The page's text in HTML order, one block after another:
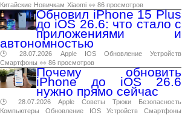
Китайские Новичкам Xiaomi 👀 86 просмотров
Обновил iPhone 15 Plus
до iOS 26.6: что стало с
приложениями и
автономностью
🕑 28.07.2026 Apple IOS Обновление
Устройств
Смартфоны 👀 86 просмотров
Почему обновить
iPhone до iOS 26.6
нужно прямо сейчас
🕑 28.07.2026 Apple Советы Трюки
Безопасность
Компьютеры
Обновление IOS Устройств
Смартфоны